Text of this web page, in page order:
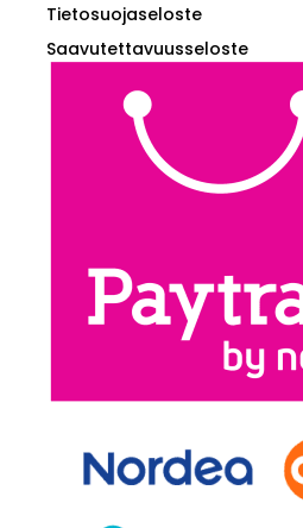
Tietosuojaseloste
Saavutettavuusseloste